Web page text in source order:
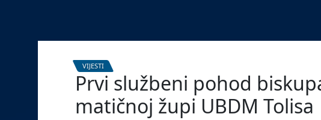
VIJESTI
Prvi službeni pohod
matičnoj župi UBDM Tolisa